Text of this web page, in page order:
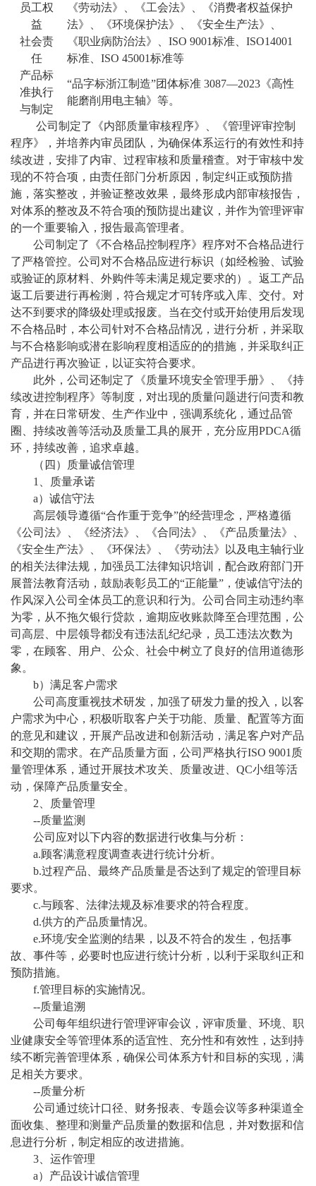
员工权
益
社会责
任
《劳动法》、《工会法》、《消费者权益保护
法》、《环境保护法》、《安全生产法》、
《职业病防治法》、 ISO 9001标准
ISO14001
标准、ISO 45001标准等
产品标
准执行
与制定
“品字标浙江制造”团体标准 3087—2023 《高性
能磨削用电主轴》等。
公司制定了《内部质量审核程序》、《管理评审控制
程序》，并培养内审员团队，为确保体系运行的有效性和持
续改进，安排了内审、过程审核和质量稽查。对于审核中发
现的不符合项，由责任部门分析原因，制定纠正或预防措
施，落实整改，并验证整改效果，最终形成内部审核报告，
对体系的整改及不符合项的预防提出建议，并作为管理评审
的一个重要输入，报告最高管理者。
公司制定了《不合格品控制程序》程序对不合格品进行
了严格管控。公司对不合格品应进行标识（如经检验、试验
或验证的原材料、外购件等未满足规定要求的）。返工产品
返工后要进行再检测，符合规定才可转序或入库、交付。对
达不到要求的降级处理或报废。当在交付或开始使用后发现
不合格品时，本公司针对不合格品情况，进行分析，并采取
与不合格影响或潜在影响程度相适应的的措施，并采取纠正
产品进行再次验证，以证实符合要求。
此外，公司还制定了《质量环境安全管理手册》、《持
续改进控制程序》等制度，对出现的质量问题进行问责和教
育，并在日常研发、生产作业中，强调系统化，通过品管
圈、持续改善等活动及质量工具的展开，充分应用PDCA循
环，持续改善，追求卓越。
（四）质量诚信管理
1、质量承诺
a）诚信守法
高层领导遵循“合作重于竞争”的经营理念，严格遵循
《公司法》、《经济法》、《合同法》、《产品质量法》、
《安全生产法》、《环保法》、《劳动法》以及 电主轴行业
的相关法律法规，加强员工法律知识培训，配合政府部门开
展普法教育活动，鼓励表彰员工的“正能量”，使诚信守法的
作风深入公司全体员工的意识和行为。公司合同主动违约率
为零，从不拖欠银行贷款，逾期应收账款降至合理范围，公
司高层、中层领导都没有违法乱纪纪录，员工违法次数为
零，在顾客、用户、公众、社会中树立了良好的信用道德形
象。
b）满足客户需求
公司高度重视技术研发，加强了研发力量的投入，以客
户需求为中心，积极听取客户关于功能、质量、配置等方面
的意见和建议，开展产品改进和创新活动，满足客户对产品
和交期的需求。在产品质量方面，公司严格执行ISO 9001质
量管理体系，通过开展技术攻关、质量改进、QC小组等活
动，保障产品质量安全。
2、质量管理
--质量监测
公司应对以下内容的数据进行收集与分析：
a.顾客满意程度调查表进行统计分析。
b.过程产品、最终产品质量是否达到了规定的管理目标
要求。
c.与顾客、法律法规及标准要求的符合程度。
d.供方的产品质量情况。
e.环境/安全监测的结果，以及不符合的发生，包括事
故、事件等，必要时也应进行统计分析，以利于采取纠正和
预防措施。
f.管理目标的实施情况。
--质量追溯
公司每年组织进行管理评审会议，评审质量、环境、职
业健康安全等管理体系的适宜性、充分性和有效性，达到持
续不断完善管理体系，确保公司体系方针和目标的实现，满
足相关方要求。
--质量分析
公司通过统计口径、财务报表、专题会议等多种渠道全
面收集、整理和测量产品质量的数据和信息，并对数据和信
息进行分析，制定相应的改进措施。
3、运作管理
a）产品设计诚信管理